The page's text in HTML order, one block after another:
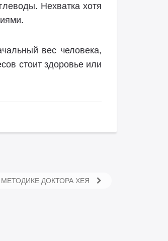
Нехватка хотя
вес человека,
стоит здоровье или
ДОКТОРА ХЕЯ